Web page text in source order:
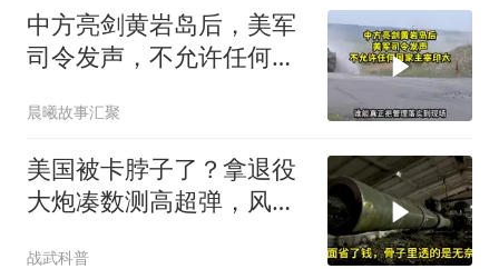
中方亮剑黄岩岛后，美军
司令发声，不允许任何国
晨曦故事汇聚
美国被卡脖子了？拿退役
大炮凑数测高超弹，风洞
战武科普